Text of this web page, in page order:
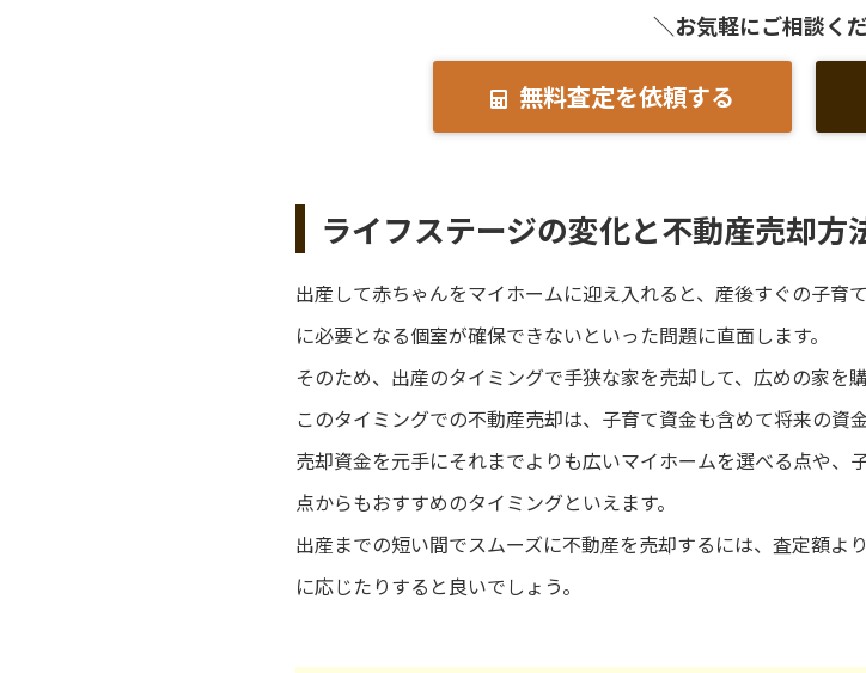
＼お気軽にご相談く
無料査定を依頼する
ライフステージの変化と不動産売却
出産して赤ちゃんをマイホームに迎え入れると、産後すぐの子育
に必要となる個室が確保できないといった問題に直面します。
そのため、出産のタイミングで手狭な家を売却して、広めの家を
このタイミングでの不動産売却は、子育て資金も含めて将来の資
売却資金を元手にそれまでよりも広いマイホームを選べる点や、
点からもおすすめのタイミングといえます。
出産までの短い間でスムーズに不動産を売却するには、査定額よ
に応じたりすると良いでしょう。